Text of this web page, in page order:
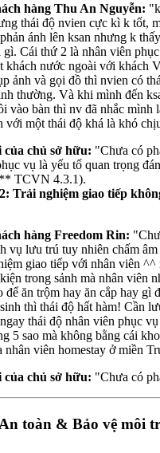
hàng Thu An Nguyễn:
thái độ nvien cực kì k tốt,
ánh lên ksan nhưng k
gì. Cái thứ 2 là nhân viên
khách nước ngoài với khách
ảnh và gọi đồ thì nvien có
thường. Và khi mình đến
vào bàn thì nv đã nhắc mình
với một thái độ khá là khó
của chủ sở hữu: "Chưa có
vụ là yếu tố quan trọng
TCVN 4.3.1).
Trải nghiệm giao tiếp
hàng Freedom Rin:
vụ lưu trú tuy nhiên chấm
giao tiếp với nhân viên ^^
trong sảnh mà nhân viên
để ăn trộm hay ăn cắp hay gì
thì thái độ hất hàm! Cần
thái độ nhân viên phục
5 sao mà không bằng cái
nhân viên homestay ở miền
của chủ sở hữu: "Chưa có
toàn & Bảo vệ môi